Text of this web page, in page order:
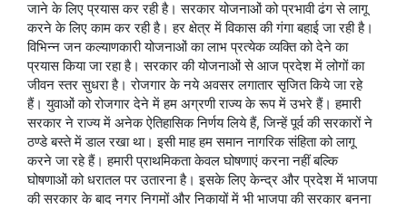
जाने के लिए प्रयास कर रही है। सरकार योजनाओं को प्रभावी ढंग से लागू
करने के लिए काम कर रही है। हर क्षेत्र में विकास की गंगा बहाई जा रही है।
विभिन्न जन कल्याणकारी योजनाओं का लाभ प्रत्येक व्यक्ति को देने का
प्रयास किया जा रहा है। सरकार की योजनाओं से आज प्रदेश में लोगों का
जीवन स्तर सुधरा है। रोजगार के नये अवसर लगातार सृजित किये जा रहे
हैं। युवाओं को रोजगार देने में हम अग्रणी राज्य के रूप में उभरे हैं। हमारी
सरकार ने राज्य में अनेक ऐतिहासिक निर्णय लिये हैं, जिन्हें पूर्व की सरकारों ने
ठण्डे बस्ते में डाल रखा था। इसी माह हम समान नागरिक संहिता को लागू
करने जा रहे हैं। हमारी प्राथमिकता केवल घोषणाएं करना नहीं बल्कि
घोषणाओं को धरातल पर उतारना है। इसके लिए केन्द्र और प्रदेश में भाजपा
की सरकार के बाद नगर निगमों और निकायों में भी भाजपा की सरकार बनना